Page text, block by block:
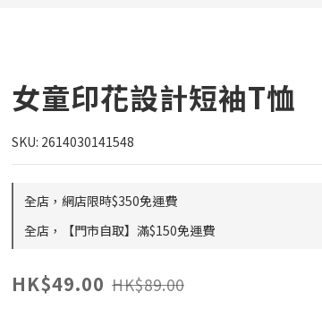
女童印花設計短袖T恤
SKU: 2614030141548
全店，網店限時$350免運費
全店，【門市自取】滿$150免運費
HK$49.00 HK$89.00